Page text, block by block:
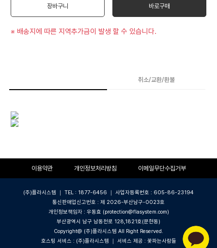
장바구니 바로구매
※ 배송지에 따른 지역추가금이 발생 할 수 있습니다.
취소/교환/환불
이용약관 개인정보처리방침 이메일무단수집거부
(주)플라시스템 ｜ TEL : 1877-6456 ｜ 사업자등록번호 : 605-86-23194
통신판매업신고번호 : 제 2026-부산남구-0023호
개인정보책임자 : 우동효 (protection@flasystem.com)
부산광역시 남구 남동천로 128,1821호(문현동)
Copyright@ (주)플라시스템 All Right Reserved.
호스팅 서비스 : (주)플라시스템 ｜ 서비스 제공 : 꽃파는사람들